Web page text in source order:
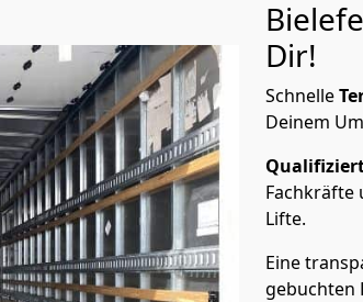
Dir!
Schnelle
Deinem
Fachkräfte
Lifte.
Eine
gebuchten